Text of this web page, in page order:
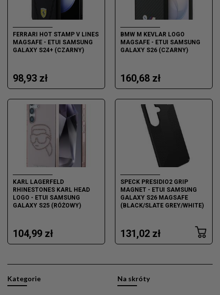
FERRARI HOT STAMP V LINES
MAGSAFE - ETUI SAMSUNG
GALAXY S24+ (CZARNY)
98,93 zł
BMW M KEVLAR LOGO
MAGSAFE - ETUI SAMSUNG
GALAXY S26 (CZARNY)
160,68 zł
KARL LAGERFELD
RHINESTONES KARL HEAD
LOGO - ETUI SAMSUNG
GALAXY S25 (RÓŻOWY)
104,99 zł
SPECK PRESIDIO2 GRIP
MAGNET - ETUI SAMSUNG
GALAXY S26 MAGSAFE
(BLACK/SLATE GREY/WHITE)
131,02 zł
Kategorie Na skróty